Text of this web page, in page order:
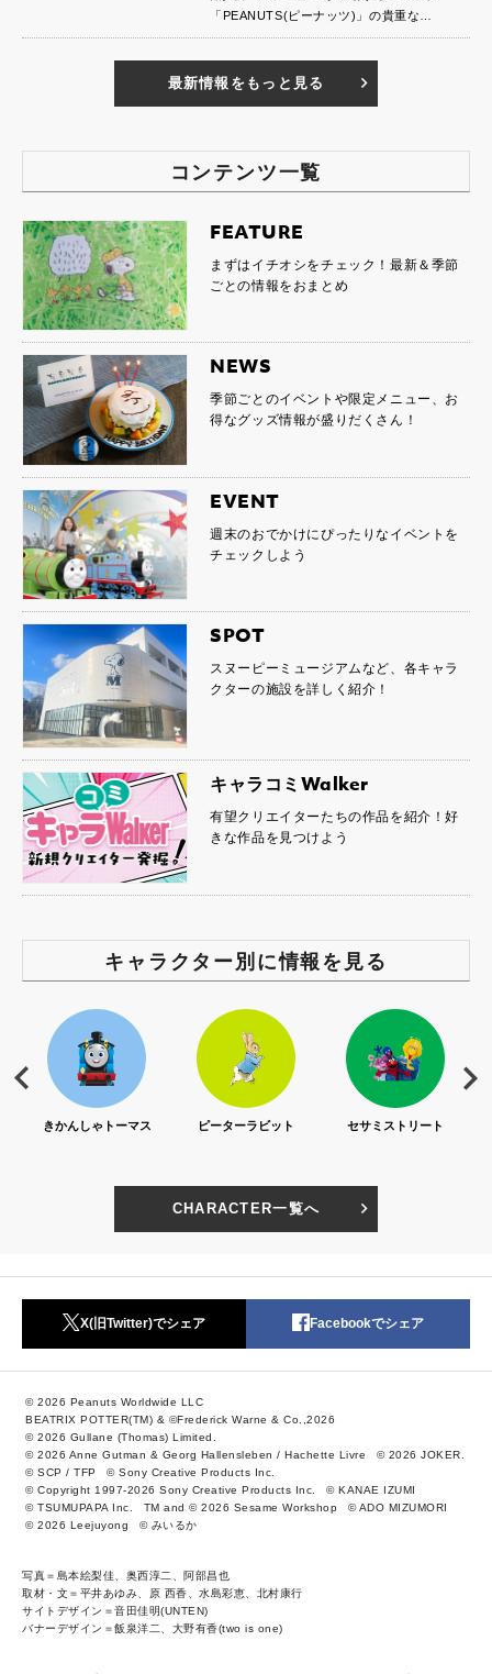
「PEANUTS(ピーナッツ)」の貴重な…
最新情報をもっと見る
コンテンツ一覧
FEATURE
まずはイチオシをチェック！最新＆季節
ごとの情報をおまとめ
NEWS
季節ごとのイベントや限定メニュー、お
得なグッズ情報が盛りだくさん！
EVENT
週末のおでかけにぴったりなイベントを
チェックしよう
SPOT
スヌーピーミュージアムなど、各キャラ
クターの施設を詳しく紹介！
キャラコミWalker
有望クリエイターたちの作品を紹介！好
きな作品を見つけよう
キャラクター別に情報を見る
きかんしゃトーマス ピーターラビット セサミストリート
CHARACTER一覧へ
X(旧Twitter)でシェア Facebookでシェア
© 2026 Peanuts Worldwide LLC
BEATRIX POTTER(TM) & ©Frederick Warne & Co.,2026
© 2026 Gullane (Thomas) Limited.
© 2026 Anne Gutman & Georg Hallensleben / Hachette Livre
© 2026 JOKER.
© SCP / TFP
© Sony Creative Products Inc.
© Copyright 1997-2026 Sony Creative Products Inc.
© KANAE IZUMI
© TSUMUPAPA Inc.
TM and © 2026 Sesame Workshop
© ADO MIZUMORI
© 2026 Leejuyong
© みいるか
写真＝島本絵梨佳、奥西淳二、阿部昌也
取材・文＝平井あゆみ、原 西香、水島彩恵、北村康行
サイトデザイン＝音田佳明(UNTEN)
バナーデザイン＝飯泉洋二、大野有香(two is one)